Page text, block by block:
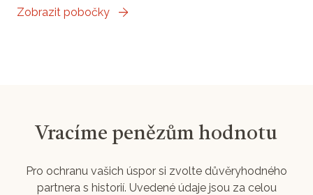
Zobrazit pobočky
Vracíme penězům hodnotu
Pro ochranu vašich úspor si zvolte důvěryhodného
partnera s historií. Uvedené údaje jsou za celou